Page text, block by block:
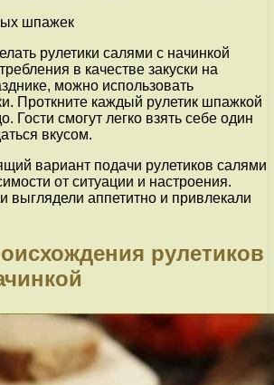
шпажек
рулетики салями с начинкой
в качестве закуски на
можно использовать
Проткните каждый рулетик шпажкой
Гости смогут легко взять себе один
вкусом.
вариант подачи рулетиков салями
от ситуации и настроения.
выглядели аппетитно и привлекали
рулетиков